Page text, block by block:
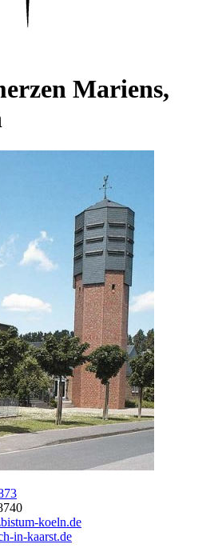
Mariens,
koeln.de
in-kaarst.de